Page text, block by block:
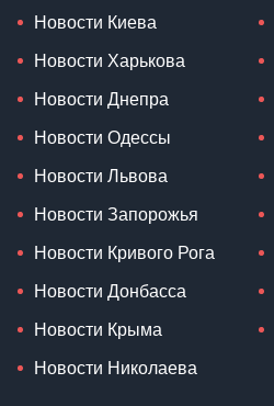
Новости Киева
Новости Харькова
Новости Днепра
Новости Одессы
Новости Львова
Новости Запорожья
Новости Кривого Рога
Новости Донбасса
Новости Крыма
Новости Николаева